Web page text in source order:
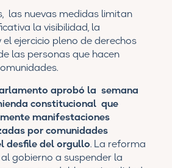
las nuevas medidas limitan
la visibilidad, la
ejercicio pleno de derechos
las personas que hacen
aprobó la semana
constitucional que
manifestaciones
por comunidades
desfile del orgullo. La reforma
gobierno a suspender la